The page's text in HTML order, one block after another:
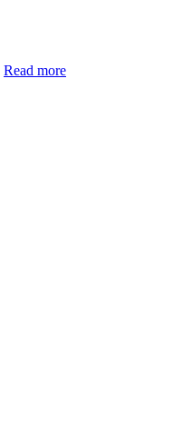
Read more